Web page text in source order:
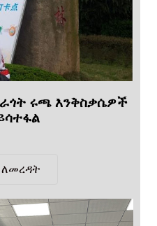
ሩጫ እንቅስቃሴዎች